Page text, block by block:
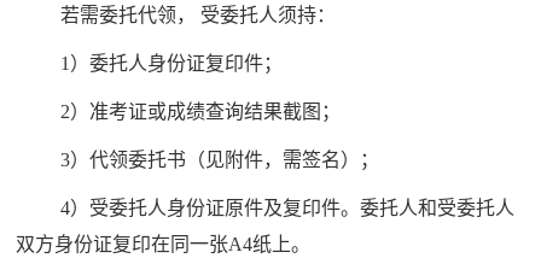
若需委托代领， 受委托人须持：
1 ）委托人身份证复印件；
2）准考证或成绩查询结果截图 ；
3）代领委托书 （见附件，需签名） ；
4） 受委托人身份证原件及复印件。委托人和受委托人
双方身份证复印在同一张A4纸上。